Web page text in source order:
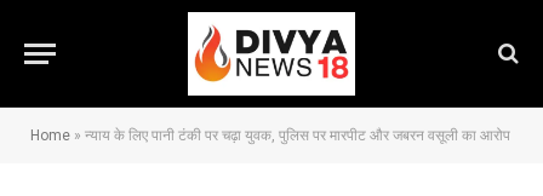
Home » न्याय के लिए पानी टंकी पर चढ़ा युवक, पुलिस पर मारपीट और जबरन वसूली का आरोप